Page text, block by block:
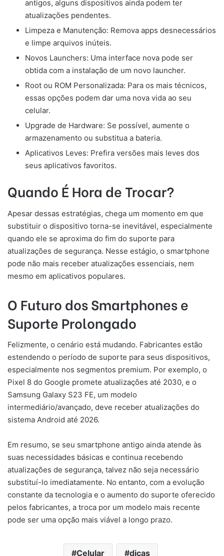
antigos, alguns dispositivos ainda podem ter
atualizações pendentes.
Limpeza e Manutenção: Remova apps desnecessários
e limpe arquivos inúteis.
Novos Launchers: Uma interface nova pode ser
obtida com a instalação de um novo launcher.
Root ou ROM Personalizada: Para os mais técnicos,
essas opções podem dar uma nova vida ao seu
celular.
Upgrade de Hardware: Se possível, aumente o
armazenamento ou substitua a bateria.
Aplicativos Leves: Prefira versões mais leves dos
seus aplicativos favoritos.
Quando É Hora de Trocar?
Apesar dessas estratégias, chega um momento em que
substituir o dispositivo torna-se inevitável, especialmente
quando ele se aproxima do fim do suporte para
atualizações de segurança. Nesse estágio, o smartphone
pode não mais receber atualizações essenciais, nem
mesmo em aplicativos populares.
O Futuro dos Smartphones e
Suporte Prolongado
Felizmente, o cenário está mudando. Fabricantes estão
estendendo o período de suporte para seus dispositivos,
especialmente nos segmentos premium. Por exemplo, o
Pixel 8 do Google promete atualizações até 2030, e o
Samsung Galaxy S23 FE, um modelo
intermediário/avançado, deve receber atualizações do
sistema Android até 2026.
Em resumo, se seu smartphone antigo ainda atende às
suas necessidades básicas e continua recebendo
atualizações de segurança, talvez não seja necessário
substituí-lo imediatamente. No entanto, com a evolução
constante da tecnologia e o aumento do suporte oferecido
pelos fabricantes, a troca por um modelo mais recente
pode ser uma opção mais viável a longo prazo.
Celular dicas